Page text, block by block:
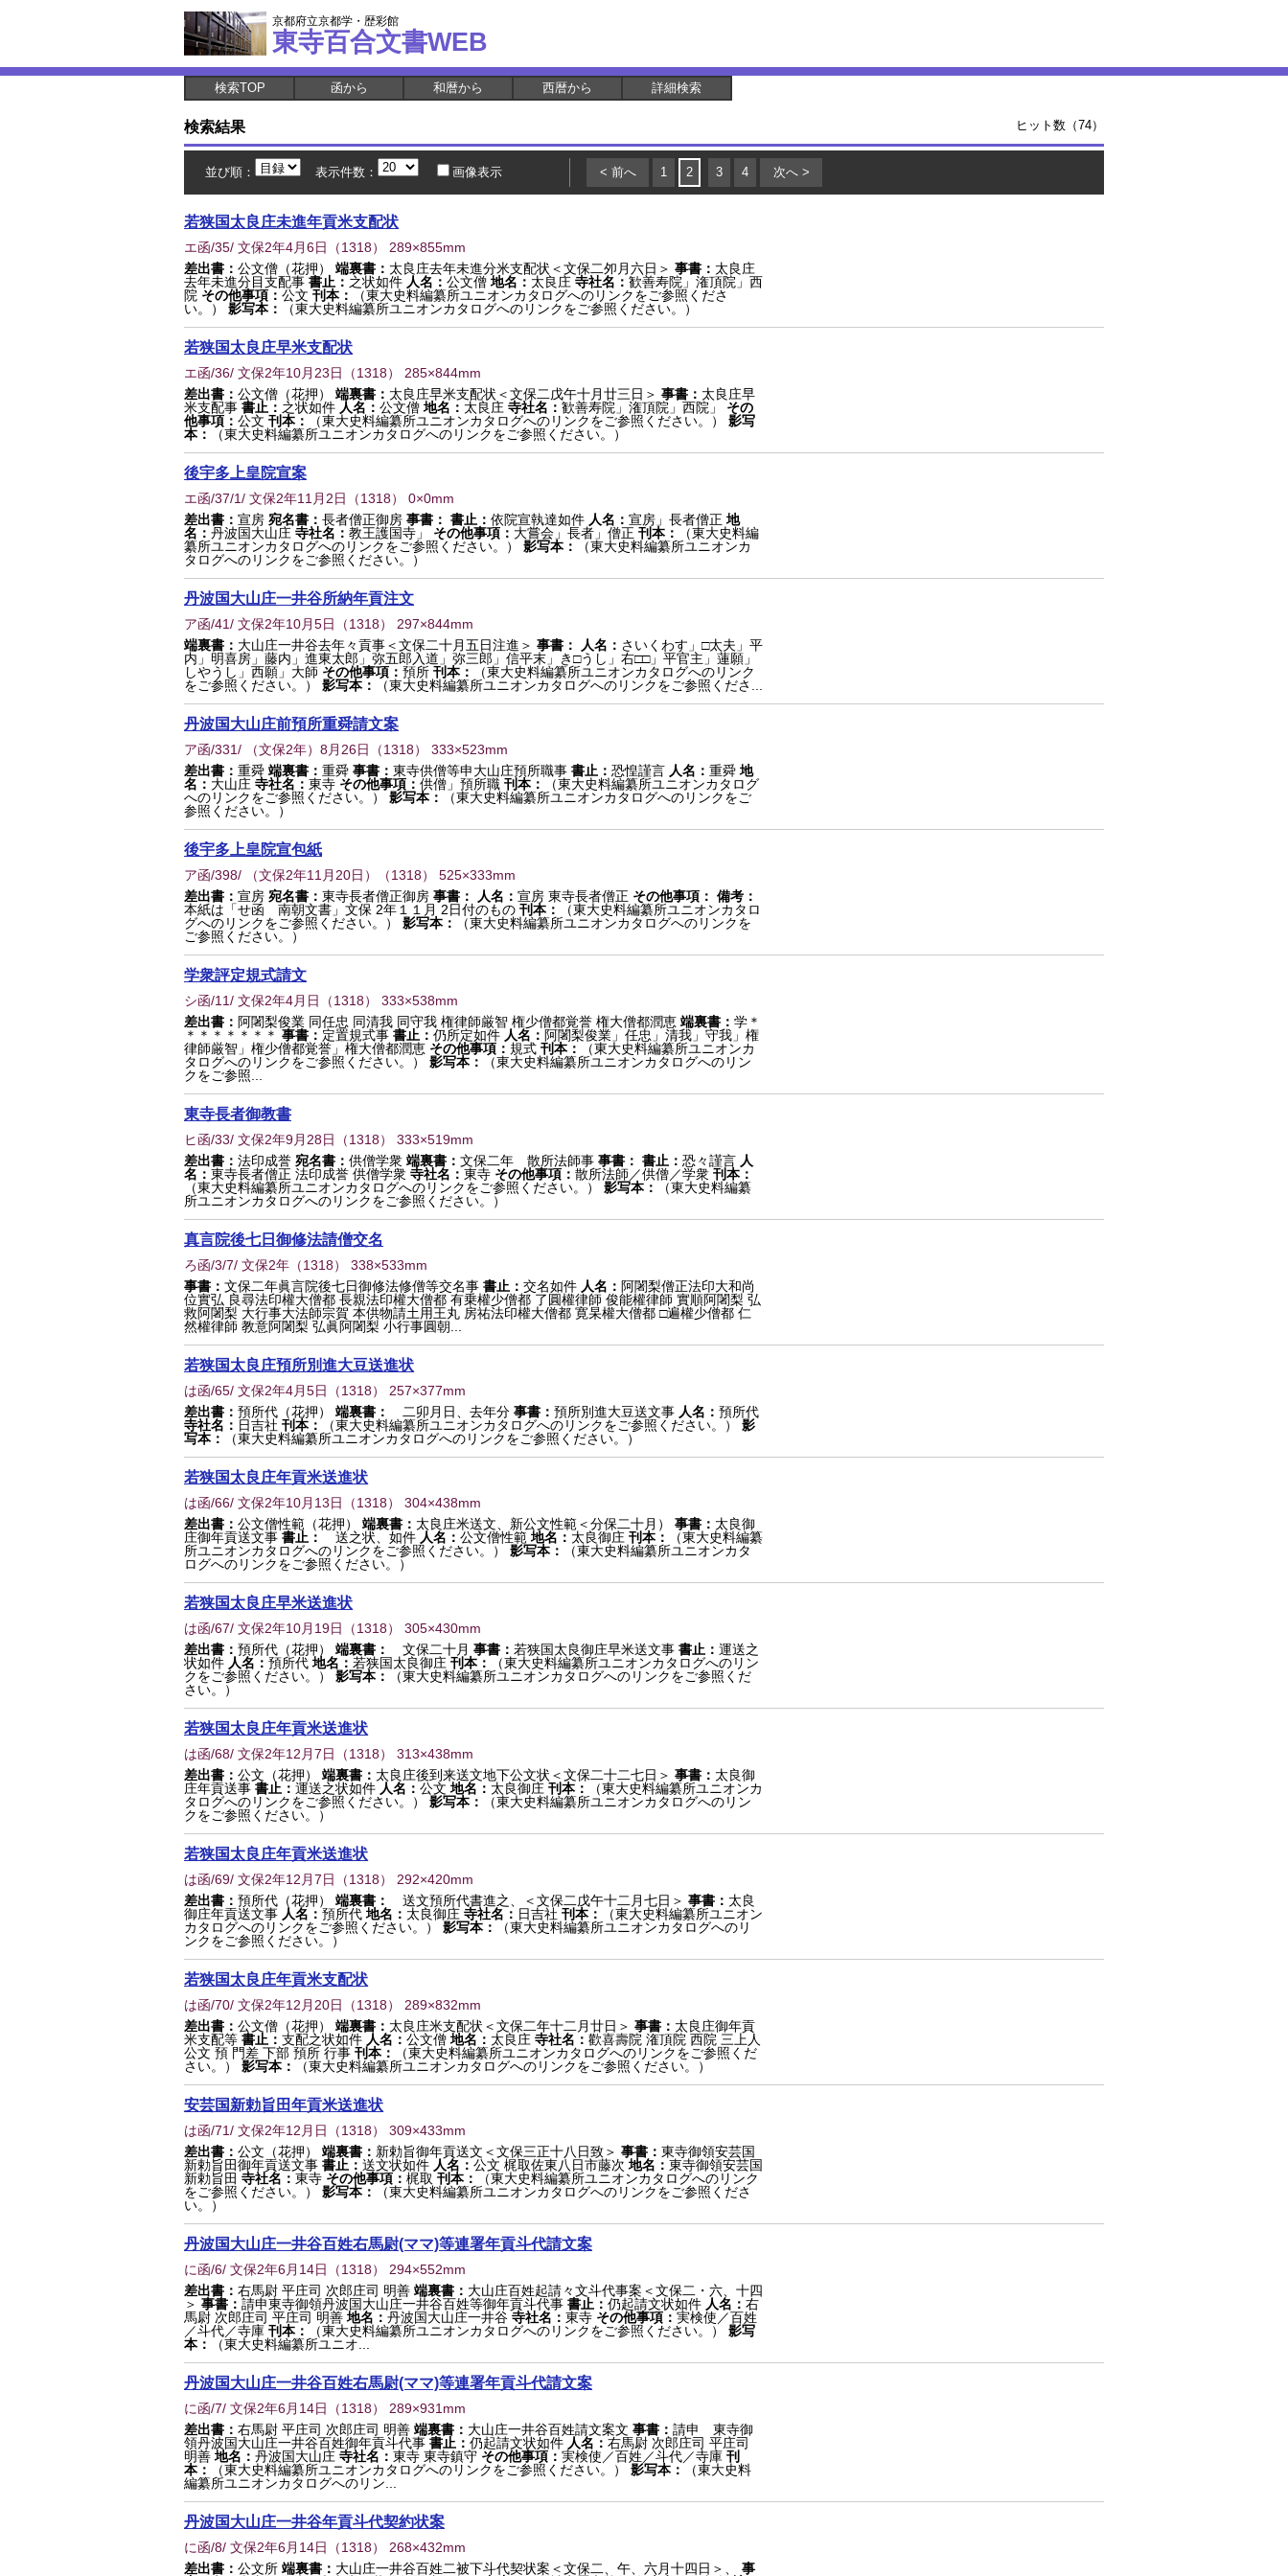
京都府立京都学・歴彩館
東寺百合文書WEB
検索TOP 函から 和暦から 西暦から 詳細検索
検索結果 ヒット数（74）
並び順： 表示件数： 画像表示 < 前へ 1 2 3 4 次へ >
若狭国太良庄未進年貢米支配状
エ函/35/ 文保2年4月6日 （1318） 289×855mm
差出書： 公文僧（花押） 端裏書： 太良庄去年未進分米支配状＜文保二夘月六日＞ 事書： 太良庄
去年未進分目支配事 書止： 之状如件 人名： 公文僧 地名： 太良庄 寺社名： 歓善寿院」潅頂院」西
院 その他事項： 公文 刊本：
（東大史料編纂所ユニオンカタログへのリンクをご参照くださ
い。）
影写本： （東大史料編纂所ユニオンカタログへのリンクをご参照ください。）
若狭国太良庄早米支配状
エ函/36/ 文保2年10月23日 （1318） 285×844mm
差出書： 公文僧（花押） 端裏書： 太良庄早米支配状＜文保二戊午十月廿三日＞ 事書： 太良庄早
米支配事 書止： 之状如件 人名： 公文僧 地名： 太良庄 寺社名： 歓善寿院」潅頂院」西院」
その
他事項： 公文 刊本： （東大史料編纂所ユニオンカタログへのリンクをご参照ください。）
影写
本：
（東大史料編纂所ユニオンカタログへのリンクをご参照ください。）
後宇多上皇院宣案
エ函/37/1/ 文保2年11月2日 （1318） 0×0mm
差出書： 宣房 宛名書： 長者僧正御房 事書： 書止： 依院宣執達如件 人名： 宣房」長者僧正 地
名： 丹波国大山庄 寺社名： 教王護国寺」 その他事項： 大嘗会」長者」僧正 刊本：
（東大史料編
纂所ユニオンカタログへのリンクをご参照ください。）
影写本：
（東大史料編纂所ユニオンカ
タログへのリンクをご参照ください。）
丹波国大山庄一井谷所納年貢注文
ア函/41/ 文保2年10月5日 （1318） 297×844mm
端裏書： 大山庄一井谷去年々貢事＜文保二十月五日注進＞ 事書： 人名： さいくわす」□太夫」平
内」明喜房」藤内」進東太郎」弥五郎入道」弥三郎」信平末」き□うし」右□□」平官主」蓮願」
しやうし」西願」大師 その他事項： 預所 刊本：
（東大史料編纂所ユニオンカタログへのリンク
をご参照ください。）
影写本： （東大史料編纂所ユニオンカタログへのリンクをご参照くださ...
丹波国大山庄前預所重舜請文案
ア函/331/ （文保2年）8月26日 （1318） 333×523mm
差出書： 重舜 端裏書： 重舜 事書： 東寺供僧等申大山庄預所職事 書止： 恐惶謹言 人名： 重舜 地
名： 大山庄 寺社名： 東寺 その他事項： 供僧」預所職 刊本：
（東大史料編纂所ユニオンカタログ
へのリンクをご参照ください。）
影写本：
（東大史料編纂所ユニオンカタログへのリンクをご
参照ください。）
後宇多上皇院宣包紙
ア函/398/ （文保2年11月20日） （1318） 525×333mm
差出書： 宣房 宛名書： 東寺長者僧正御房 事書： 人名： 宣房 東寺長者僧正 その他事項： 備考：
本紙は「せ函 南朝文書」文保 2年１１月 2日付のもの 刊本：
（東大史料編纂所ユニオンカタロ
グへのリンクをご参照ください。）
影写本：
（東大史料編纂所ユニオンカタログへのリンクを
ご参照ください。）
学衆評定規式請文
シ函/11/ 文保2年4月日 （1318） 333×538mm
差出書： 阿闍梨俊業 同任忠 同清我 同守我 権律師厳智 権少僧都覚誉 権大僧都潤恵 端裏書： 学＊
＊＊＊＊＊＊＊ 事書： 定置規式事 書止： 仍所定如件 人名： 阿闍梨俊業」任忠」清我」守我」権
律師厳智」権少僧都覚誉」権大僧都潤恵 その他事項： 規式 刊本：
（東大史料編纂所ユニオンカ
タログへのリンクをご参照ください。）
影写本：
（東大史料編纂所ユニオンカタログへのリン
クをご参照...
東寺長者御教書
ヒ函/33/ 文保2年9月28日 （1318） 333×519mm
差出書： 法印成誉 宛名書： 供僧学衆 端裏書： 文保二年 散所法師事 事書： 書止： 恐々謹言 人
名： 東寺長者僧正 法印成誉 供僧学衆 寺社名： 東寺 その他事項： 散所法師／供僧／学衆 刊本：
（東大史料編纂所ユニオンカタログへのリンクをご参照ください。）
影写本：
（東大史料編纂
所ユニオンカタログへのリンクをご参照ください。）
真言院後七日御修法請僧交名
ろ函/3/7/ 文保2年 （1318） 338×533mm
事書： 文保二年眞言院後七日御修法修僧等交名事 書止： 交名如件 人名： 阿闍梨僧正法印大和尚
位實弘 良尋法印權大僧都 長親法印權大僧都 有乗權少僧都 了圓權律師 俊能權律師 實順阿闍梨 弘
救阿闍梨 大行事大法師宗賀 本供物請土用王丸 房祐法印權大僧都 寛杲權大僧都 □遍權少僧都 仁
然權律師 教意阿闍梨 弘眞阿闍梨 小行事圓朝...
若狭国太良庄預所別進大豆送進状
は函/65/ 文保2年4月5日 （1318） 257×377mm
差出書： 預所代（花押） 端裏書： 二卯月日、去年分 事書： 預所別進大豆送文事 人名： 預所代
寺社名： 日吉社 刊本： （東大史料編纂所ユニオンカタログへのリンクをご参照ください。）
影
写本：
（東大史料編纂所ユニオンカタログへのリンクをご参照ください。）
若狭国太良庄年貢米送進状
は函/66/ 文保2年10月13日 （1318） 304×438mm
差出書： 公文僧性範（花押） 端裏書： 太良庄米送文、新公文性範＜分保二十月） 事書： 太良御
庄御年貢送文事 書止： 送之状、如件 人名： 公文僧性範 地名： 太良御庄 刊本：
（東大史料編纂
所ユニオンカタログへのリンクをご参照ください。）
影写本：
（東大史料編纂所ユニオンカタ
ログへのリンクをご参照ください。）
若狭国太良庄早米送進状
は函/67/ 文保2年10月19日 （1318） 305×430mm
差出書： 預所代（花押） 端裏書： 文保二十月 事書： 若狭国太良御庄早米送文事 書止： 運送之
状如件 人名： 預所代 地名： 若狭国太良御庄 刊本：
（東大史料編纂所ユニオンカタログへのリン
クをご参照ください。）
影写本：
（東大史料編纂所ユニオンカタログへのリンクをご参照くだ
さい。）
若狭国太良庄年貢米送進状
は函/68/ 文保2年12月7日 （1318） 313×438mm
差出書： 公文（花押） 端裏書： 太良庄後到来送文地下公文状＜文保二十二七日＞ 事書： 太良御
庄年貢送事 書止： 運送之状如件 人名： 公文 地名： 太良御庄 刊本：
（東大史料編纂所ユニオンカ
タログへのリンクをご参照ください。）
影写本：
（東大史料編纂所ユニオンカタログへのリン
クをご参照ください。）
若狭国太良庄年貢米送進状
は函/69/ 文保2年12月7日 （1318） 292×420mm
差出書： 預所代（花押） 端裏書： 送文預所代書進之、＜文保二戊午十二月七日＞ 事書： 太良
御庄年貢送文事 人名： 預所代 地名： 太良御庄 寺社名： 日吉社 刊本：
（東大史料編纂所ユニオン
カタログへのリンクをご参照ください。）
影写本：
（東大史料編纂所ユニオンカタログへのリ
ンクをご参照ください。）
若狭国太良庄年貢米支配状
は函/70/ 文保2年12月20日 （1318） 289×832mm
差出書： 公文僧（花押） 端裏書： 太良庄米支配状＜文保二年十二月廿日＞ 事書： 太良庄御年貢
米支配等 書止： 支配之状如件 人名： 公文僧 地名： 太良庄 寺社名： 歡喜壽院 潅頂院 西院 三上人
公文 預 門差 下部 預所 行事 刊本：
（東大史料編纂所ユニオンカタログへのリンクをご参照くだ
さい。）
影写本： （東大史料編纂所ユニオンカタログへのリンクをご参照ください。）
安芸国新勅旨田年貢米送進状
は函/71/ 文保2年12月日 （1318） 309×433mm
差出書： 公文（花押） 端裏書： 新勅旨御年貢送文＜文保三正十八日致＞ 事書： 東寺御領安芸国
新勅旨田御年貢送文事 書止： 送文状如件 人名： 公文 梶取佐東八日市藤次 地名： 東寺御領安芸国
新勅旨田 寺社名： 東寺 その他事項： 梶取 刊本：
（東大史料編纂所ユニオンカタログへのリンク
をご参照ください。）
影写本：
（東大史料編纂所ユニオンカタログへのリンクをご参照くださ
い。）
丹波国大山庄一井谷百姓右馬尉(ママ)等連署年貢斗代請文案
に函/6/ 文保2年6月14日 （1318） 294×552mm
差出書： 右馬尉 平庄司 次郎庄司 明善 端裏書： 大山庄百姓起請々文斗代事案＜文保二・六、十四
＞ 事書： 請申東寺御領丹波国大山庄一井谷百姓等御年貢斗代事 書止： 仍起請文状如件 人名： 右
馬尉 次郎庄司 平庄司 明善 地名： 丹波国大山庄一井谷 寺社名： 東寺 その他事項： 実検使／百姓
／斗代／寺庫 刊本： （東大史料編纂所ユニオンカタログへのリンクをご参照ください。）
影写
本：
（東大史料編纂所ユニオ...
丹波国大山庄一井谷百姓右馬尉(ママ)等連署年貢斗代請文案
に函/7/ 文保2年6月14日 （1318） 289×931mm
差出書： 右馬尉 平庄司 次郎庄司 明善 端裏書： 大山庄一井谷百姓請文案文 事書： 請申 東寺御
領丹波国大山庄一井谷百姓御年貢斗代事 書止： 仍起請文状如件 人名： 右馬尉 次郎庄司 平庄司
明善 地名： 丹波国大山庄 寺社名： 東寺 東寺鎮守 その他事項： 実検使／百姓／斗代／寺庫 刊
本：
（東大史料編纂所ユニオンカタログへのリンクをご参照ください。） 影写本：
（東大史料
編纂所ユニオンカタログへのリン...
丹波国大山庄一井谷年貢斗代契約状案
に函/8/ 文保2年6月14日 （1318） 268×432mm
差出書： 公文所 端裏書： 大山庄一井谷百姓二被下斗代契状案＜文保二、午、六月十四日＞、
事